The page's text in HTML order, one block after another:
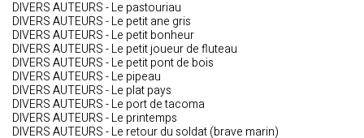
DIVERS AUTEURS - Le pastouriau
DIVERS AUTEURS - Le petit ane gris
DIVERS AUTEURS - Le petit bonheur
DIVERS AUTEURS - Le petit joueur de fluteau
DIVERS AUTEURS - Le petit pont de bois
DIVERS AUTEURS - Le pipeau
DIVERS AUTEURS - Le plat pays
DIVERS AUTEURS - Le port de tacoma
DIVERS AUTEURS - Le printemps
DIVERS AUTEURS - Le retour du soldat (brave marin)